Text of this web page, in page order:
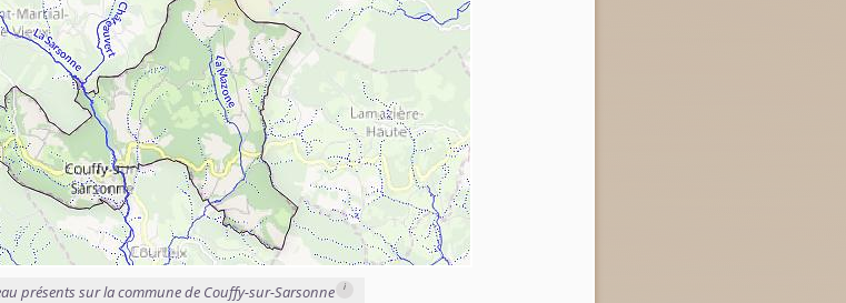
présents sur la commune de Couffy-sur-Sarsonne i